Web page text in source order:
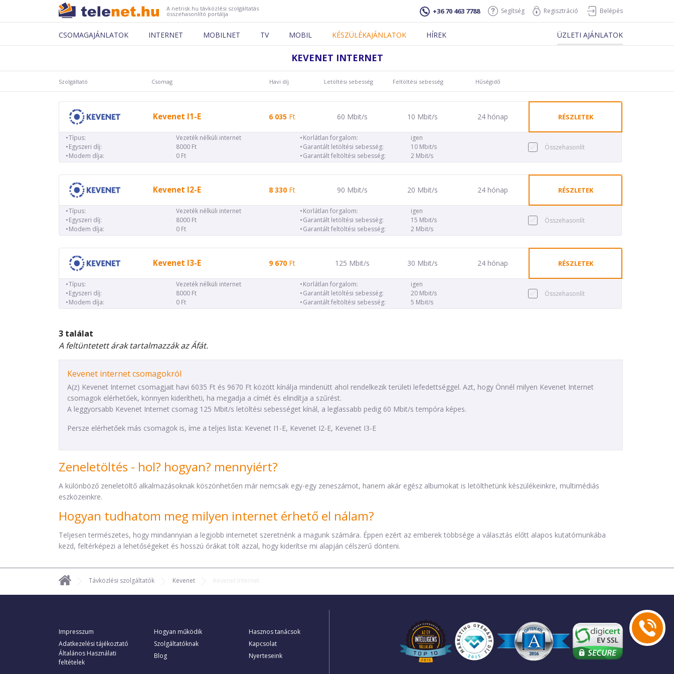
A netrisk.hu távközlési szolgáltatás
összehasonlító portálja +36 70 463 7788 Segítség Regisztráció Belépés
CSOMAGAJÁNLATOK INTERNET MOBILNET TV MOBIL KÉSZÜLÉKAJÁNLATOK HÍREK ÜZLETI AJÁNLATOK
KEVENET INTERNET
Szolgáltató Csomag Havi díj Letöltési sebesség Feltöltési sebesség Hűségidő
Kevenet I1-E 6 035Ft 60 Mbit/s 10 Mbit/s 24 hónap RÉSZLETEK
Típus:
Vezeték nélküli internet
Egyszeri díj:
8000 Ft
Modem díja:
0 Ft
Korlátlan forgalom:
igen
Garantált letöltési sebesség:
10 Mbit/s
Garantált feltöltési sebesség:
2 Mbit/s
Összehasonlít
Kevenet I2-E 8 330Ft 90 Mbit/s 20 Mbit/s 24 hónap RÉSZLETEK
Típus:
Vezeték nélküli internet
Egyszeri díj:
8000 Ft
Modem díja:
0 Ft
Korlátlan forgalom:
igen
Garantált letöltési sebesség:
15 Mbit/s
Garantált feltöltési sebesség:
2 Mbit/s
Összehasonlít
Kevenet I3-E 9 670Ft 125 Mbit/s 30 Mbit/s 24 hónap RÉSZLETEK
Típus:
Vezeték nélküli internet
Egyszeri díj:
8000 Ft
Modem díja:
0 Ft
Korlátlan forgalom:
igen
Garantált letöltési sebesség:
20 Mbit/s
Garantált feltöltési sebesség:
5 Mbit/s
Összehasonlít
3 találat
A feltüntetett árak tartalmazzák az Áfát.
Kevenet internet csomagokról
A(z) Kevenet Internet csomagjait havi 6035 Ft és 9670 Ft között kínálja mindenütt ahol rendelkezik területi lefedettséggel. Azt, hogy Önnél milyen Kevenet Internet
csomagok elérhetőek, könnyen kiderítheti, ha megadja a címét és elindítja a szűrést.
A leggyorsabb Kevenet Internet csomag 125 Mbit/s letöltési sebességet kínál, a leglassabb pedig 60 Mbit/s tempóra képes.
Persze elérhetőek más csomagok is, íme a teljes lista: Kevenet I1-E, Kevenet I2-E, Kevenet I3-E
Zeneletöltés - hol? hogyan? mennyiért?
A különböző zeneletöltő alkalmazásoknak köszönhetően már nemcsak egy-egy zeneszámot, hanem akár egész albumokat is letölthetünk készülékeinkre, multimédiás
eszközeinkre.
Hogyan tudhatom meg milyen internet érhető el nálam?
Teljesen természetes, hogy mindannyian a legjobb internetet szeretnénk a magunk számára. Éppen ezért az emberek többsége a választás előtt alapos kutatómunkába
kezd, feltérképezi a lehetőségeket és hosszú órákat tölt azzal, hogy kiderítse mi alapján célszerű dönteni.
Távközlési szolgáltatók Kevenet Kevenet Internet
Impresszum
Adatkezelési tájékoztató
Általános Használati
feltételek
Hogyan működik
Szolgáltatóknak
Blog
Hasznos tanácsok
Kapcsolat
Nyerteseink